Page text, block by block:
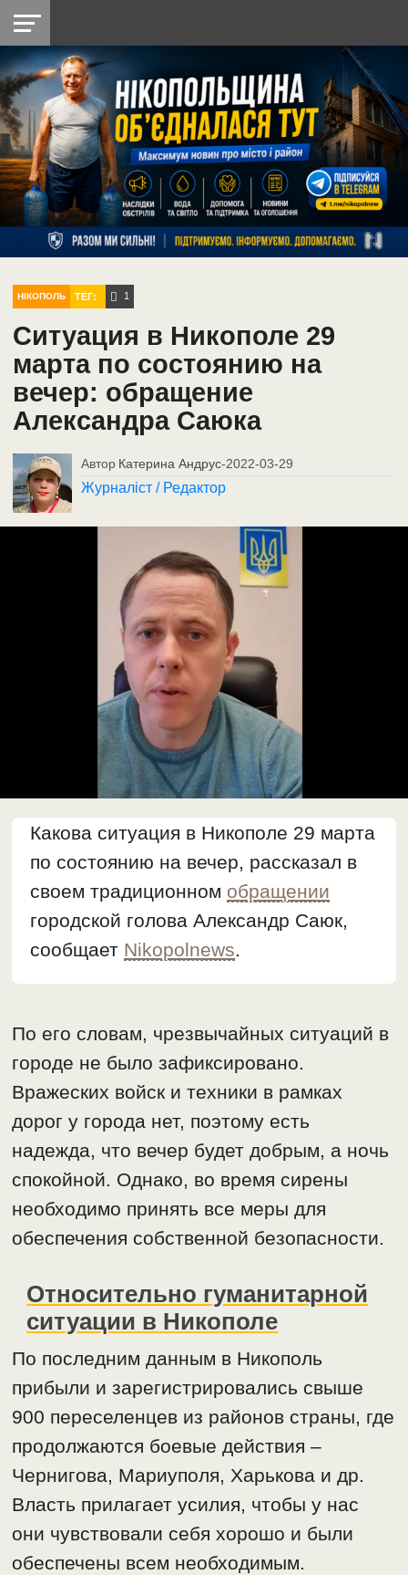
НІКОПОЛЬ
РАЙОН
СІЧЕСЛАВСЬКА
УКРАЇНА
РЕТРО
НІКОПОЛЬ
ЛАЙТ
УКРАЇНА
ДОПОМОГА
РАДІО
НІКОПОЛЬ ТЕГ: 1
Ситуация в Никополе 29
марта по состоянию на
вечер: обращение
Александра Саюка
Автор Катерина Андрус-2022-03-29
Журналіст / Редактор
Какова ситуация в Никополе 29 марта
по состоянию на вечер, рассказал в
своем традиционном обращении
городской голова Александр Саюк,
сообщает Nikopolnews.
По его словам, чрезвычайных ситуаций в
городе не было зафиксировано.
Вражеских войск и техники в рамках
дорог у города нет, поэтому есть
надежда, что вечер будет добрым, а ночь
спокойной. Однако, во время сирены
необходимо принять все меры для
обеспечения собственной безопасности.
Относительно гуманитарной
ситуации в Никополе
По последним данным в Никополь
прибыли и зарегистрировались свыше
900 переселенцев из районов страны, где
продолжаются боевые действия –
Чернигова, Мариуполя, Харькова и др.
Власть прилагает усилия, чтобы у нас
они чувствовали себя хорошо и были
обеспечены всем необходимым.